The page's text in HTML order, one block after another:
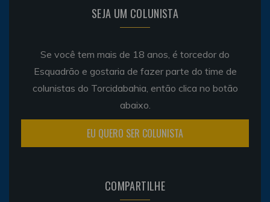
SEJA UM COLUNISTA
Se você tem mais de 18 anos, é torcedor do
Esquadrão e gostaria de fazer parte do time de
colunistas do Torcidabahia, então clica no botão
abaixo.
EU QUERO SER COLUNISTA
COMPARTILHE